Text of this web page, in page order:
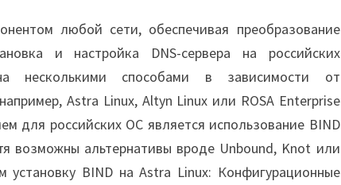
СИСТЕМАХ
любой сети, обеспечивая преобразование
и настройка DNS-сервера на российских
несколькими способами в зависимости от
Astra Linux, Altyn Linux или ROSA Enterprise
для российских ОС является использование BIND
возможны альтернативы вроде Unbound, Knot или
установку BIND на Astra Linux: Конфигурационные